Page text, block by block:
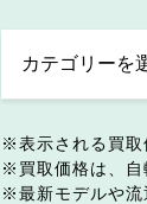
表示される買
買取価格は、
最新モデルや